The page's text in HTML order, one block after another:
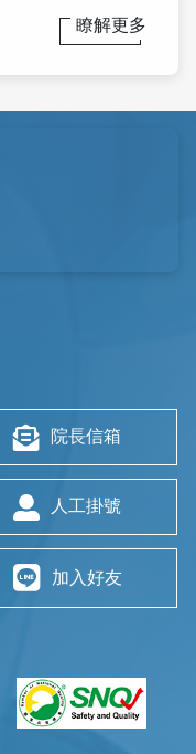
瞭解更多
院長信箱
人工掛號
加入好友